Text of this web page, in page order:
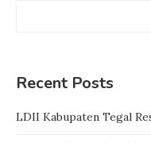
Recent Posts
LDII Kabupaten Tegal